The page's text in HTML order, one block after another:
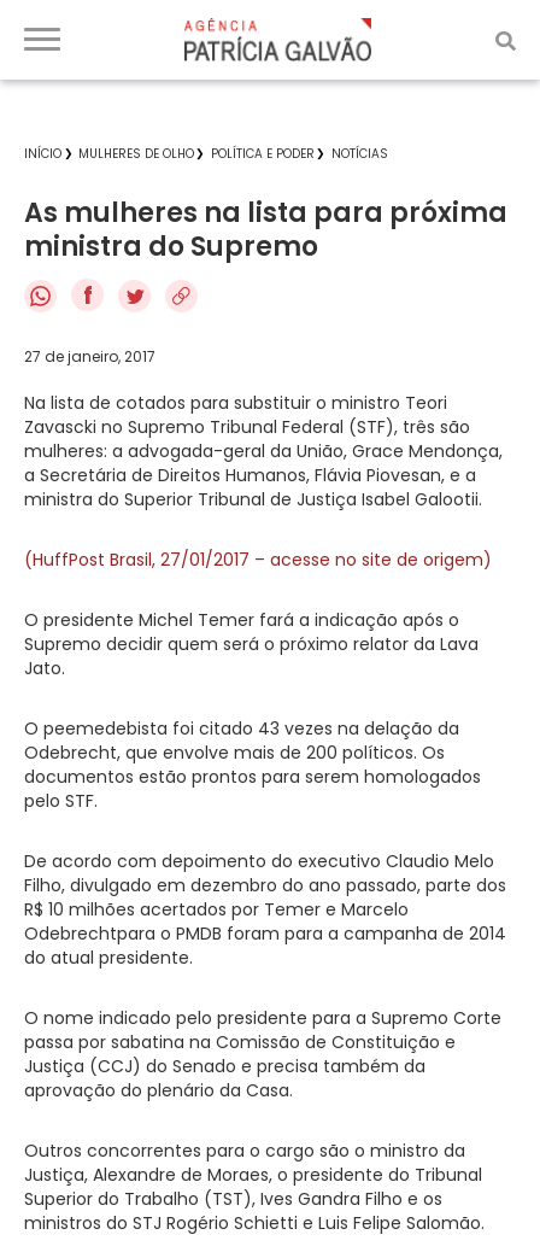
INÍCIO MULHERES DE OLHO POLÍTICA E PODER NOTÍCIAS
As mulheres na lista para próxima
ministra do Supremo
f
27 de janeiro, 2017
Na lista de cotados para substituir o ministro Teori
Zavascki no Supremo Tribunal Federal (STF), três são
mulheres: a advogada-geral da União, Grace Mendonça,
a Secretária de Direitos Humanos, Flávia Piovesan, e a
ministra do Superior Tribunal de Justiça Isabel Galootii.
(HuffPost Brasil, 27/01/2017 – acesse no site de origem)
O presidente Michel Temer fará a indicação após o
Supremo decidir quem será o próximo relator da Lava
Jato.
O peemedebista foi citado 43 vezes na delação da
Odebrecht, que envolve mais de 200 políticos. Os
documentos estão prontos para serem homologados
pelo STF.
De acordo com depoimento do executivo Claudio Melo
Filho, divulgado em dezembro do ano passado, parte dos
R$ 10 milhões acertados por Temer e Marcelo
Odebrechtpara o PMDB foram para a campanha de 2014
do atual presidente.
O nome indicado pelo presidente para a Supremo Corte
passa por sabatina na Comissão de Constituição e
Justiça (CCJ) do Senado e precisa também da
aprovação do plenário da Casa.
Outros concorrentes para o cargo são o ministro da
Justiça, Alexandre de Moraes, o presidente do Tribunal
Superior do Trabalho (TST), Ives Gandra Filho e os
ministros do STJ Rogério Schietti e Luis Felipe Salomão.